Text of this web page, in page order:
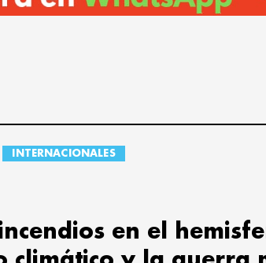
INTERNACIONALES
en el